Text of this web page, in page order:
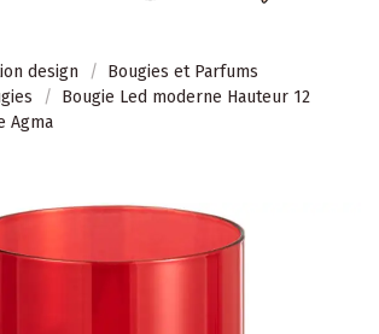
design
Bougies et Parfums
Bougie Led moderne Hauteur 12
Agma